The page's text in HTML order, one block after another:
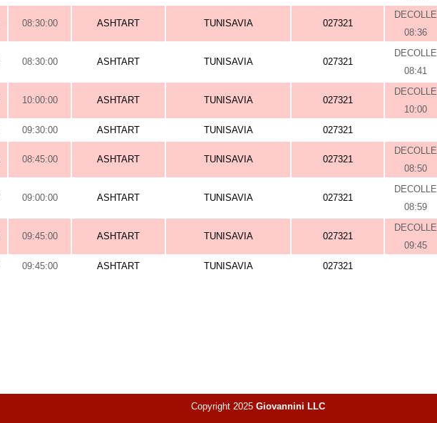
08:30:00 ASHTART TUNISAVIA 027321
DECOLLE
08:36
08:30:00 ASHTART TUNISAVIA 027321
DECOLLE
08:41
10:00:00 ASHTART TUNISAVIA 027321
DECOLLE
10:00
09:30:00 ASHTART TUNISAVIA 027321
08:45:00 ASHTART TUNISAVIA 027321
DECOLLE
08:50
09:00:00 ASHTART TUNISAVIA 027321
DECOLLE
08:59
09:45:00 ASHTART TUNISAVIA 027321
DECOLLE
09:45
09:45:00 ASHTART TUNISAVIA 027321
Copyright 2025 Giovannini LLC